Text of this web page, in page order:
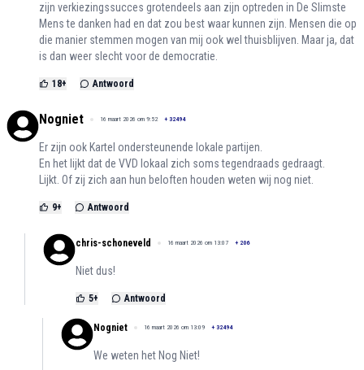
zijn verkiezingssucces grotendeels aan zijn optreden in De Slimste
Mens te danken had en dat zou best waar kunnen zijn. Mensen die op
die manier stemmen mogen van mij ook wel thuisblijven. Maar ja, dat
is dan weer slecht voor de democratie.
18+ Antwoord
Nogniet 16 maart 2026 om 9:52 + 32494
Er zijn ook Kartel ondersteunende lokale partijen.
En het lijkt dat de VVD lokaal zich soms tegendraads gedraagt.
Lijkt. Of zij zich aan hun beloften houden weten wij nog niet.
9+ Antwoord
chris-schoneveld 16 maart 2026 om 13:07 + 206
Niet dus!
5+ Antwoord
Nogniet 16 maart 2026 om 13:09 + 32494
We weten het Nog Niet!